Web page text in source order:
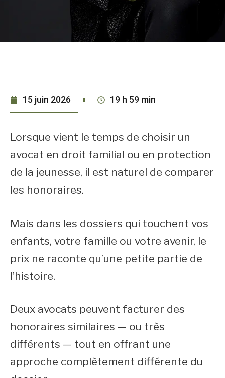
15 juin 2026 19 h 59 min
Lorsque vient le temps de choisir un
avocat en droit familial ou en protection
de la jeunesse, il est naturel de comparer
les honoraires.
Mais dans les dossiers qui touchent vos
enfants, votre famille ou votre avenir, le
prix ne raconte qu’une petite partie de
l’histoire.
Deux avocats peuvent facturer des
honoraires similaires — ou très
différents — tout en offrant une
approche complètement différente du